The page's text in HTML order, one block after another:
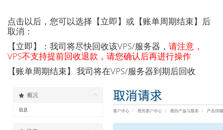
点击以后，您可以选择【立即】或【账单周期结束】后
取消：
【立即】：我司将尽快回收该VPS/服务器， 请注意，
VPS不支持提前回收退款，请您确认后再进行操作
【账单周期结束】:我司将在VPS/服务器到期后回收